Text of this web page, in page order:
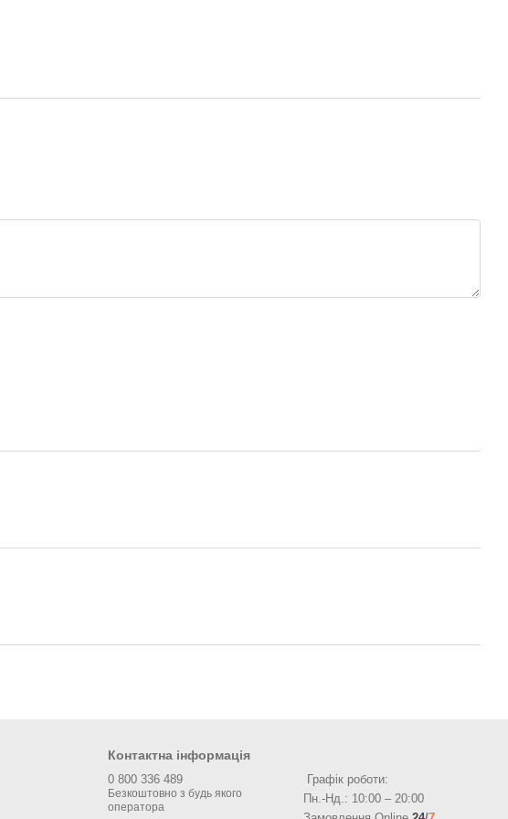
Контактна інформація
0 800 336 489
Графік роботи:
Пн.-Нд.: 10:00 – 20:00